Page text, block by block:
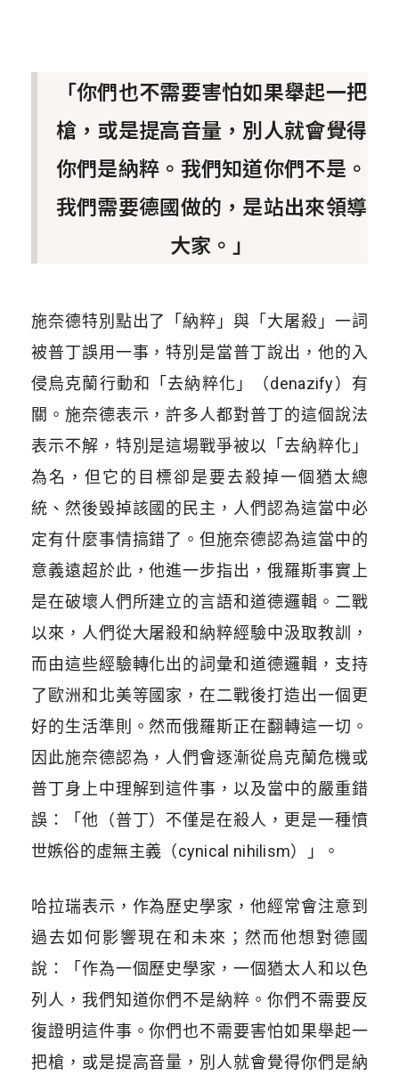
「你們也不需要害怕如果舉起一把
槍，或是提高音量，別人就會覺得
你們是納粹。我們知道你們不是。
我們需要德國做的，是站出來領導
大家。」
施奈德特別點出了「納粹」與「大屠殺」一詞
被普丁誤用一事，特別是當普丁說出，他的入
侵烏克蘭行動和「去納粹化」（denazify）有
關。施奈德表示，許多人都對普丁的這個說法
表示不解，特別是這場戰爭被以「去納粹化」
為名，但它的目標卻是要去殺掉一個猶太總
統、然後毀掉該國的民主，人們認為這當中必
定有什麼事情搞錯了。但施奈德認為這當中的
意義遠超於此，他進一步指出，俄羅斯事實上
是在破壞人們所建立的言語和道德邏輯。二戰
以來，人們從大屠殺和納粹經驗中汲取教訓，
而由這些經驗轉化出的詞彙和道德邏輯，支持
了歐洲和北美等國家，在二戰後打造出一個更
好的生活準則。然而俄羅斯正在翻轉這一切。
因此施奈德認為，人們會逐漸從烏克蘭危機或
普丁身上中理解到這件事，以及當中的嚴重錯
誤：「他（普丁）不僅是在殺人，更是一種憤
世嫉俗的虛無主義（cynical nihilism）」。
哈拉瑞表示，作為歷史學家，他經常會注意到
過去如何影響現在和未來；然而他想對德國
說：
「作為一個歷史學家，一個猶太人和以色
列人，我們知道你們不是納粹。你們不需要反
復證明這件事。你們也不需要害怕如果舉起一
把槍，或是提高音量，別人就會覺得你們是納